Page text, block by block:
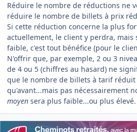
Réduire le nombre de réductions ne
réduire le nombre de billets à prix
Si cette réduction concerne la plus
actuellement, le client y perdra, mais
faible, c'est tout bénéfice (pour le
N'offrir que, par exemple, 2 ou 3
de 4 ou 5 (chiffres au hasard) ne
que le nombre de billets à tarif
qu'avant...mais pas nécessairement
moyen sera plus faible...ou plus élevé.